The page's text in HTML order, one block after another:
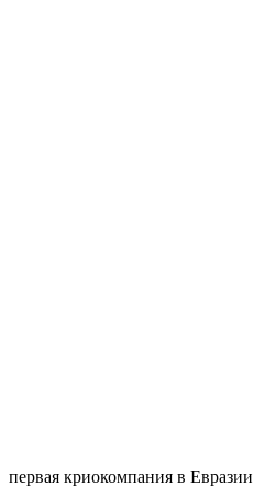
первая криокомпания в Евразии